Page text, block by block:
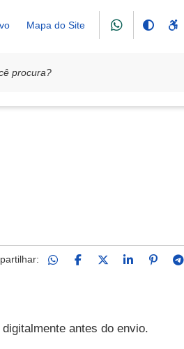
Mapa do Site
antes do envio.